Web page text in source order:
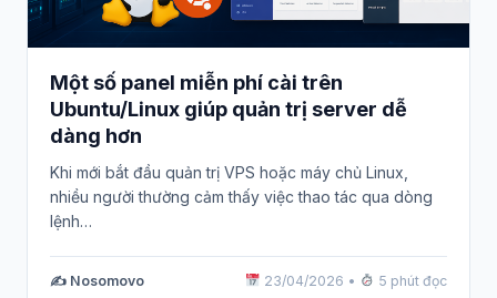
Một số panel miễn phí cài trên
Ubuntu/Linux giúp quản trị server dễ
dàng hơn
Khi mới bắt đầu quản trị VPS hoặc máy chủ Linux,
nhiều người thường cảm thấy việc thao tác qua dòng
lệnh…
✍️ Nosomovo 23/04/2026 • 5 phút đọc